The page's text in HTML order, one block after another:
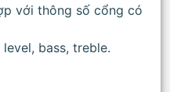
với thông số cổng có
bass, treble.